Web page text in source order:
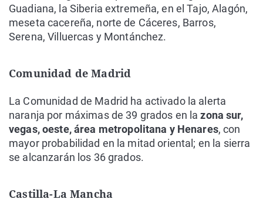
Guadiana, la Siberia extremeña, en el Tajo, Alagón,
meseta cacereña, norte de Cáceres, Barros,
Serena, Villuercas y Montánchez.
Comunidad de Madrid
La Comunidad de Madrid ha activado la alerta
naranja por máximas de 39 grados en lazona sur,
vegas, oeste, área metropolitana y Henares, con
mayor probabilidad en la mitad oriental; en la sierra
se alcanzarán los 36 grados.
Castilla-La Mancha